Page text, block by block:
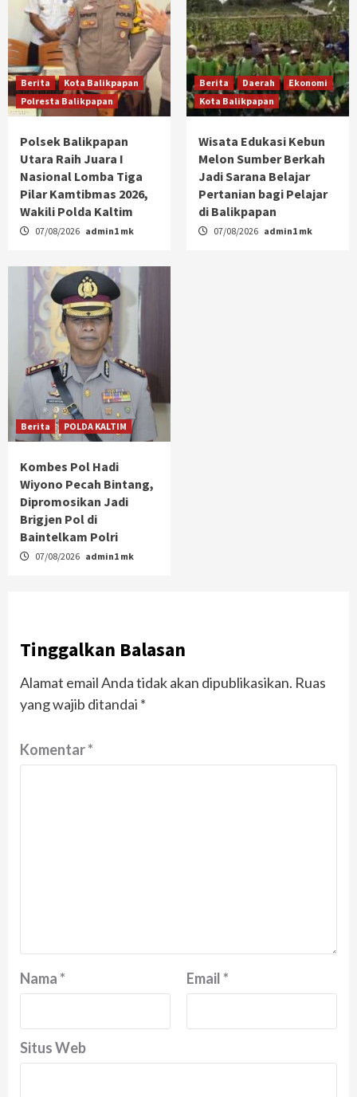
Berita
Kota Balikpapan
Polresta Balikpapan
Polsek Balikpapan
Utara Raih Juara I
Nasional Lomba Tiga
Pilar Kamtibmas 2026,
Wakili Polda Kaltim
07/08/2026 admin1 mk
Berita Daerah
Ekonomi
Kota Balikpapan
Wisata Edukasi Kebun
Melon Sumber Berkah
Jadi Sarana Belajar
Pertanian bagi Pelajar
di Balikpapan
07/08/2026 admin1 mk
Berita POLDA KALTIM
Kombes Pol Hadi
Wiyono Pecah Bintang,
Dipromosikan Jadi
Brigjen Pol di
Baintelkam Polri
07/08/2026 admin1 mk
Tinggalkan Balasan
Alamat email Anda tidak akan dipublikasikan. Ruas
yang wajib ditandai *
Komentar*
Nama* Email*
Situs Web